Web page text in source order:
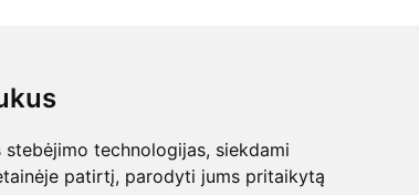
technologijas, siekdami
patirtį, parodyti jums pritaikytą